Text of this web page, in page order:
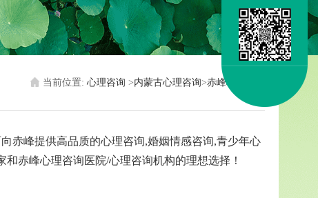
当前位置: 心理咨询 >内蒙古心理咨询>赤峰心理医生
赤峰提供高品质的心理咨询,婚姻情感咨询,青少年心
赤峰心理咨询医院/心理咨询机构的理想选择！